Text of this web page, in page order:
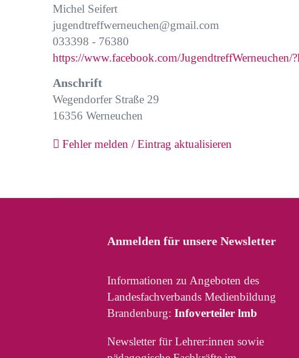
Michel Seifert
jugendtreffwerneuchen@gmail.com
033398 - 76380
https://www.facebook.com/JugendtreffWerneuchen/
Anschrift
Wegendorfer Straße 29
16356 Werneuchen
Fehler melden / Eintrag aktualisieren
Anmelden für unsere Newsletter
Informationen zu Angeboten des
Landesfachverbands Medienbildung
Brandenburg: Infoverteiler lmb
Newsletter für Lehrer:innen sowie